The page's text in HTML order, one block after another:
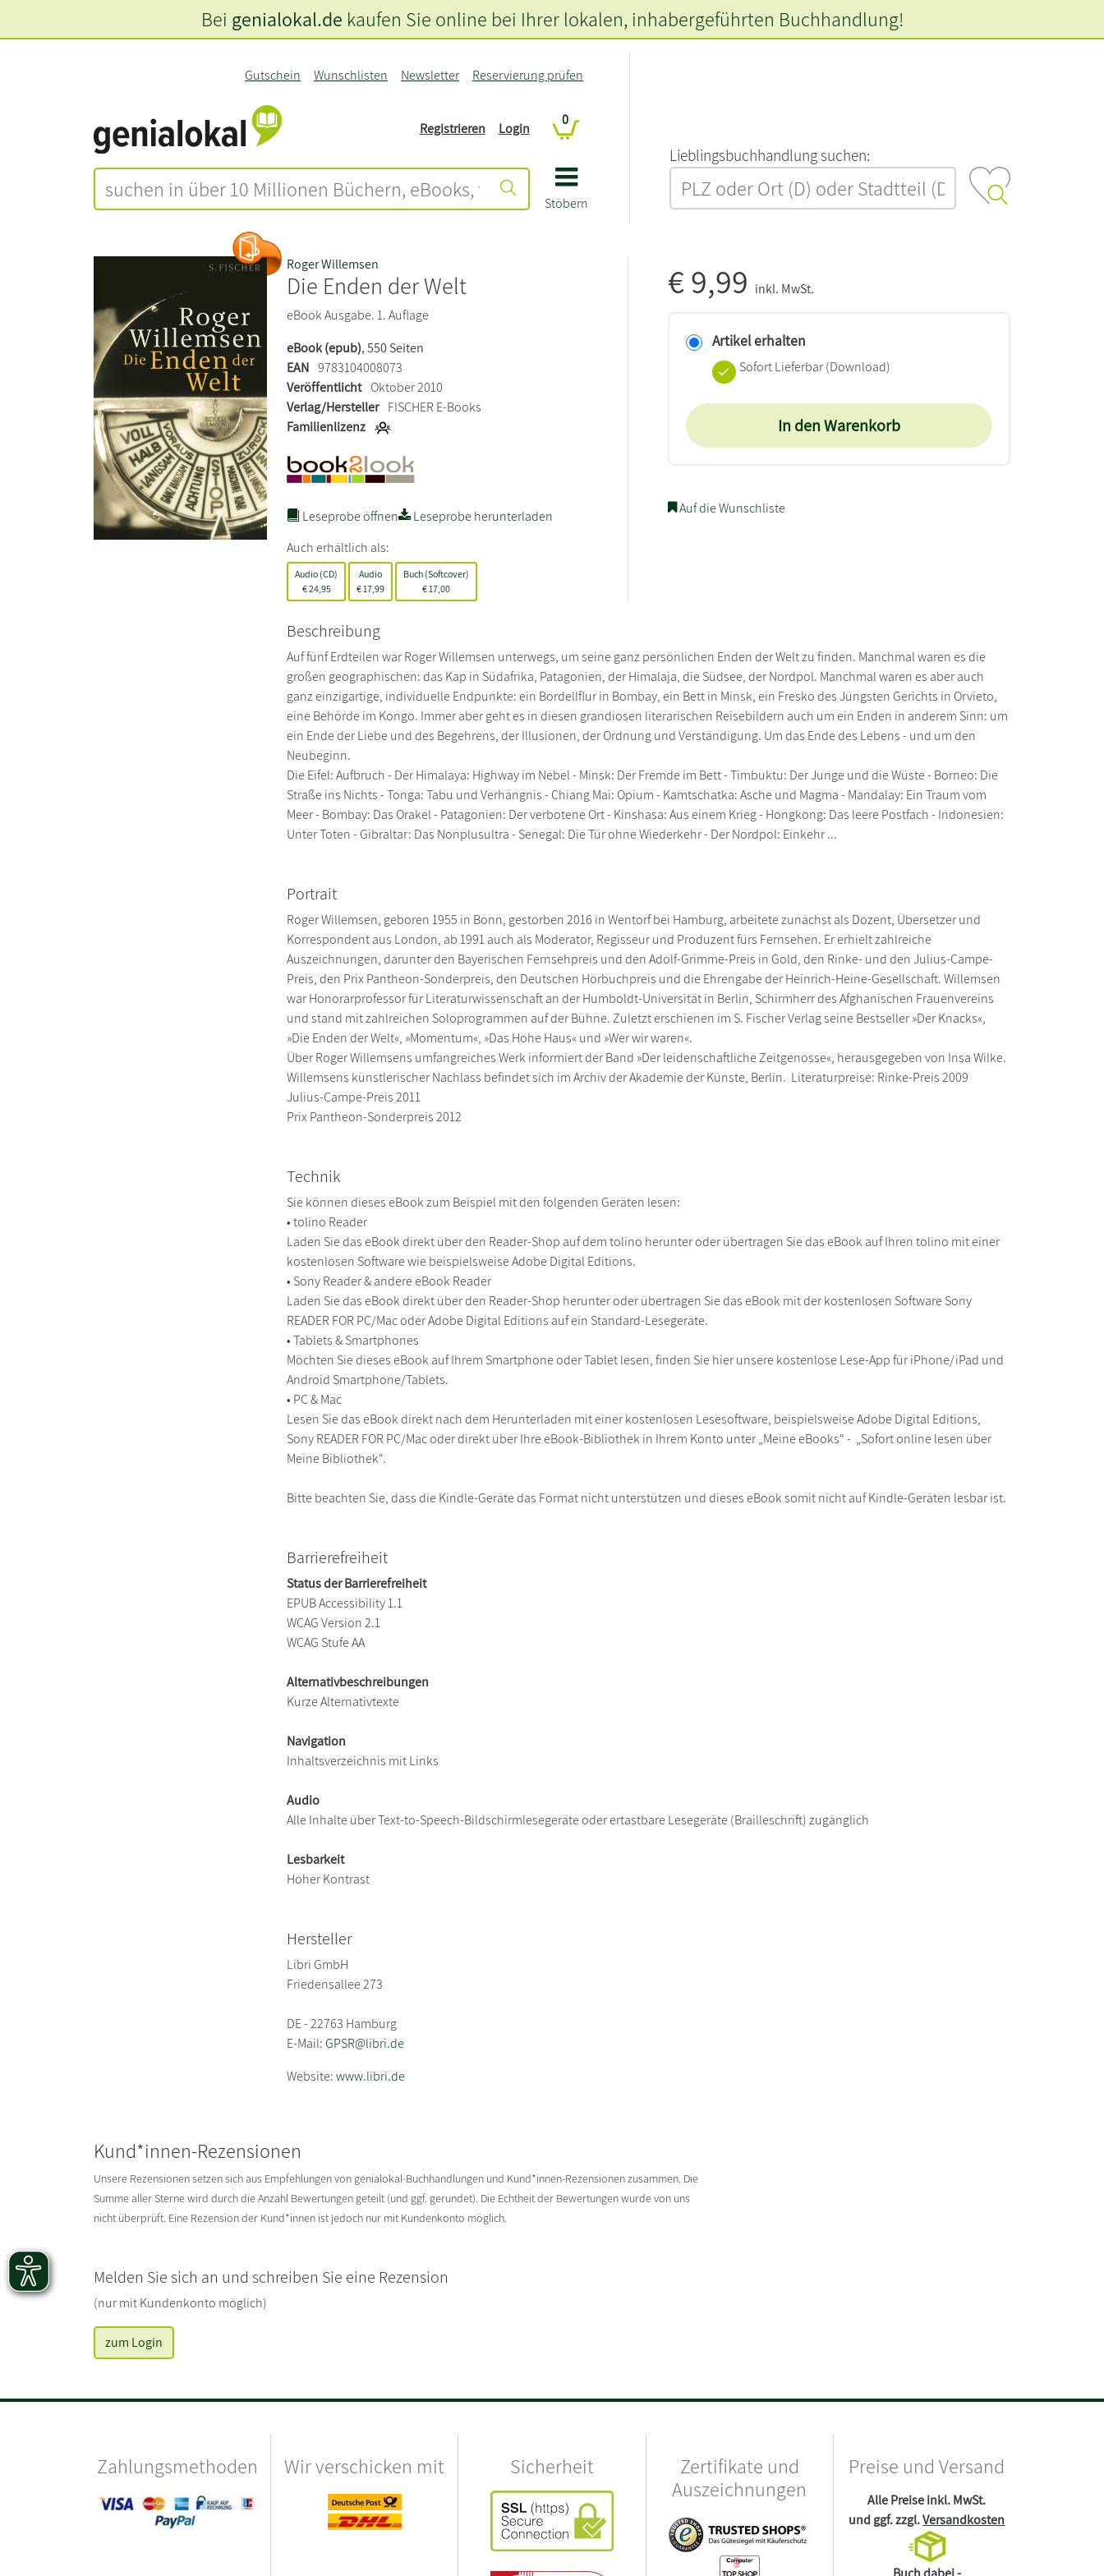
Stöbern
Gutschein Wunschlisten Newsletter Reservierung prüfen
Registrieren Login
0
L‍i‍e‍b‍l‍i‍n‍g‍s‍b‍u‍c‍h‍h‍a‍n‍d‍l‍u‍n‍g‍ ‍s‍u‍c‍h‍e‍n‍:‍
Bei genialokal.de kaufen Sie online bei Ihrer lokalen, inhabergeführten Buchhandlung!
Roger Willemsen
Die Enden der Welt
eBook Ausgabe. 1. Auflage
eBook (epub), 550 Seiten
EAN 9783104008073
Veröffentlicht Oktober 2010
Verlag/Hersteller FISCHER E-Books
Familienlizenz
Leseprobe öffnen
Leseprobe herunterladen
Auch erhältlich als:
Audio (CD)
€24,95
Audio
€ 17,99
Buch (Softcover)
€ 17,00
€9,99 inkl. MwSt.
Artikel erhalten
Sofort Lieferbar (Download)
In den Warenkorb
Auf die Wunschliste
Beschreibung
Auf fünf Erdteilen war Roger Willemsen unterwegs, um seine ganz persönlichen Enden der Welt zu finden. Manchmal waren es die
großen geographischen: das Kap in Südafrika, Patagonien, der Himalaja, die Südsee, der Nordpol. Manchmal waren es aber auch
ganz einzigartige, individuelle Endpunkte: ein Bordellflur in Bombay, ein Bett in Minsk, ein Fresko des Jüngsten Gerichts in Orvieto,
eine Behörde im Kongo. Immer aber geht es in diesen grandiosen literarischen Reisebildern auch um ein Enden in anderem Sinn: um
ein Ende der Liebe und des Begehrens, der Illusionen, der Ordnung und Verständigung. Um das Ende des Lebens - und um den
Neubeginn.
Die Eifel: Aufbruch - Der Himalaya: Highway im Nebel - Minsk: Der Fremde im Bett - Timbuktu: Der Junge und die Wüste - Borneo: Die
Straße ins Nichts - Tonga: Tabu und Verhängnis - Chiang Mai: Opium - Kamtschatka: Asche und Magma - Mandalay: Ein Traum vom
Meer - Bombay: Das Orakel - Patagonien: Der verbotene Ort - Kinshasa: Aus einem Krieg - Hongkong: Das leere Postfach - Indonesien:
Unter Toten - Gibraltar: Das Nonplusultra - Senegal: Die Tür ohne Wiederkehr - Der Nordpol: Einkehr ...
Portrait
Roger Willemsen, geboren 1955 in Bonn, gestorben 2016 in Wentorf bei Hamburg, arbeitete zunächst als Dozent, Übersetzer und
Korrespondent aus London, ab 1991 auch als Moderator, Regisseur und Produzent fürs Fernsehen. Er erhielt zahlreiche
Auszeichnungen, darunter den Bayerischen Fernsehpreis und den Adolf-Grimme-Preis in Gold, den Rinke- und den Julius-Campe-
Preis, den Prix Pantheon-Sonderpreis, den Deutschen Hörbuchpreis und die Ehrengabe der Heinrich-Heine-Gesellschaft. Willemsen
war Honorarprofessor für Literaturwissenschaft an der Humboldt-Universität in Berlin, Schirmherr des Afghanischen Frauenvereins
und stand mit zahlreichen Soloprogrammen auf der Bühne. Zuletzt erschienen im S. Fischer Verlag seine Bestseller »Der Knacks«,
»Die Enden der Welt«, »Momentum«, »Das Hohe Haus« und »Wer wir waren«.
Über Roger Willemsens umfangreiches Werk informiert der Band »Der leidenschaftliche Zeitgenosse«, herausgegeben von Insa Wilke.
Willemsens künstlerischer Nachlass befindet sich im Archiv der Akademie der Künste, Berlin. Literaturpreise: Rinke-Preis 2009
Julius-Campe-Preis 2011
Prix Pantheon-Sonderpreis 2012
Technik
Sie können dieses eBook zum Beispiel mit den folgenden Geräten lesen:
• tolino Reader
Laden Sie das eBook direkt über den Reader-Shop auf dem tolino herunter oder übertragen Sie das eBook auf Ihren tolino mit einer
kostenlosen Software wie beispielsweise Adobe Digital Editions.
• Sony Reader & andere eBook Reader
Laden Sie das eBook direkt über den Reader-Shop herunter oder übertragen Sie das eBook mit der kostenlosen Software Sony
READER FOR PC/Mac oder Adobe Digital Editions auf ein Standard-Lesegeräte.
• Tablets & Smartphones
Möchten Sie dieses eBook auf Ihrem Smartphone oder Tablet lesen, finden Sie hier unsere kostenlose Lese-App für iPhone/iPad und
Android Smartphone/Tablets.
• PC & Mac
Lesen Sie das eBook direkt nach dem Herunterladen mit einer kostenlosen Lesesoftware, beispielsweise Adobe Digital Editions,
Sony READER FOR PC/Mac oder direkt über Ihre eBook-Bibliothek in Ihrem Konto unter „Meine eBooks“ - „Sofort online lesen über
Meine Bibliothek“.
Bitte beachten Sie, dass die Kindle-Geräte das Format nicht unterstützen und dieses eBook somit nicht auf Kindle-Geräten lesbar ist.
Barrierefreiheit
Status der Barrierefreiheit
EPUB Accessibility 1.1
WCAG Version 2.1
WCAG Stufe AA
Alternativbeschreibungen
Kurze Alternativtexte
Navigation
Inhaltsverzeichnis mit Links
Audio
Alle Inhalte über Text-to-Speech-Bildschirmlesegeräte oder ertastbare Lesegeräte (Brailleschrift) zugänglich
Lesbarkeit
Hoher Kontrast
Hersteller
Libri GmbH
Friedensallee 273
DE - 22763 Hamburg
E-Mail:GPSR@libri.de
Website:www.libri.de
Kund*innen-Rezensionen
Unsere Rezensionen setzen sich aus Empfehlungen von genialokal-Buchhandlungen und Kund*innen-Rezensionen zusammen. Die
Summe aller Sterne wird durch die Anzahl Bewertungen geteilt (und ggf. gerundet). Die Echtheit der Bewertungen wurde von uns
nicht überprüft. Eine Rezension der Kund*innen ist jedoch nur mit Kundenkonto möglich.
Melden Sie sich an und schreiben Sie eine Rezension
(nur mit Kundenkonto möglich)
zum Login
Zahlungsmethoden Wir verschicken mit Sicherheit
Zertifikate und
Auszeichnungen
Preise und Versand
Alle Preise inkl. MwSt.
und ggf. zzgl.Versandkosten